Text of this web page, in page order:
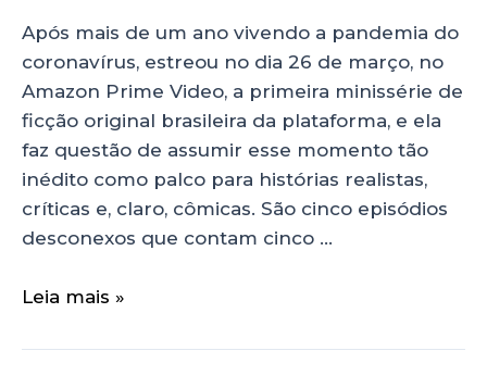
Após mais de um ano vivendo a pandemia do
coronavírus, estreou no dia 26 de março, no
Amazon Prime Video, a primeira minissérie de
ficção original brasileira da plataforma, e ela
faz questão de assumir esse momento tão
inédito como palco para histórias realistas,
críticas e, claro, cômicas. São cinco episódios
desconexos que contam cinco …
Leia mais »